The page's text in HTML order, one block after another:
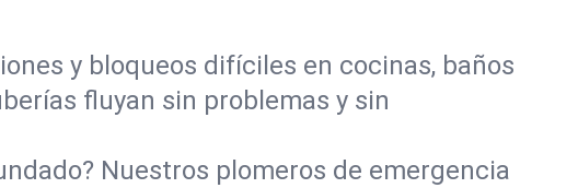
y bloqueos difíciles en cocinas, baños
fluyan sin problemas y sin
Nuestros plomeros de emergencia